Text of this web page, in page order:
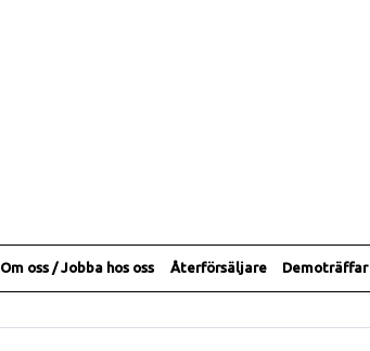
Om oss / Jobba hos oss Återförsäljare Demoträffar